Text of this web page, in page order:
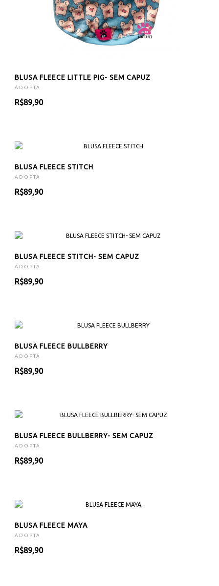
BLUSA FLEECE LITTLE PIG- SEM CAPUZ
ADOPTA
R$89,90
BLUSA FLEECE STITCH
ADOPTA
R$89,90
BLUSA FLEECE STITCH- SEM CAPUZ
ADOPTA
R$89,90
BLUSA FLEECE BULLBERRY
ADOPTA
R$89,90
BLUSA FLEECE BULLBERRY- SEM CAPUZ
ADOPTA
R$89,90
BLUSA FLEECE MAYA
ADOPTA
R$89,90